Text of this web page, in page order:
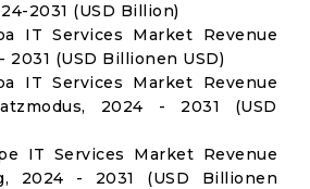
2031 (USD Billion)
IT Services Market Revenue
2031 (USD Billionen USD)
IT Services Market Revenue
2024 - 2031 (USD
IT Services Market Revenue
2024 - 2031 (USD Billionen